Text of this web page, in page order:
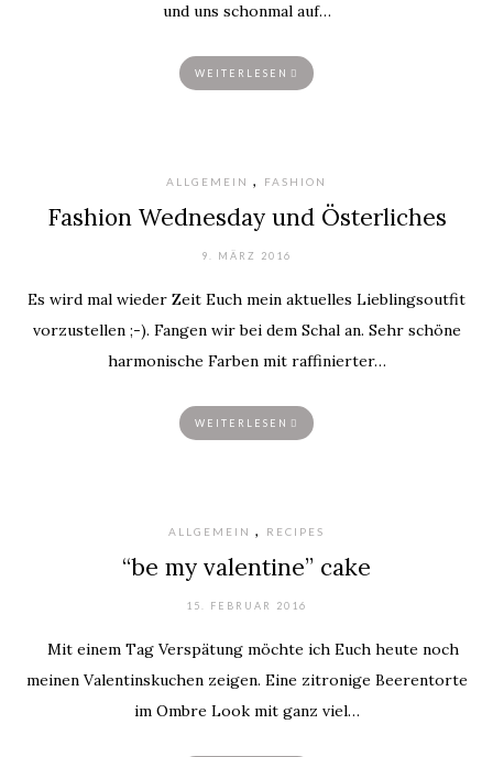
und uns schonmal auf…
WEITERLESEN
ALLGEMEIN , FASHION
Fashion Wednesday und Österliches
9. MÄRZ 2016
Es wird mal wieder Zeit Euch mein aktuelles Lieblingsoutfit
vorzustellen ;-). Fangen wir bei dem Schal an. Sehr schöne
harmonische Farben mit raffinierter…
WEITERLESEN
ALLGEMEIN , RECIPES
“be my valentine” cake
15. FEBRUAR 2016
Mit einem Tag Verspätung möchte ich Euch heute noch
meinen Valentinskuchen zeigen. Eine zitronige Beerentorte
im Ombre Look mit ganz viel…